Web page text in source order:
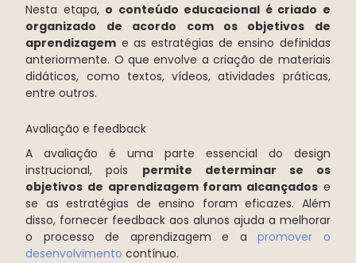
Nesta etapa, o conteúdo educacional é criado e
organizado de acordo com os objetivos de
aprendizagem e as estratégias de ensino definidas
anteriormente. O que envolve a criação de materiais
didáticos, como textos, vídeos, atividades práticas,
entre outros.
Avaliação e feedback
A avaliação é uma parte essencial do design
instrucional, pois permite determinar se os
objetivos de aprendizagem foram alcançadose
se as estratégias de ensino foram eficazes. Além
disso, fornecer feedback aos alunos ajuda a melhorar
o processo de aprendizagem e apromover o
desenvolvimento contínuo.